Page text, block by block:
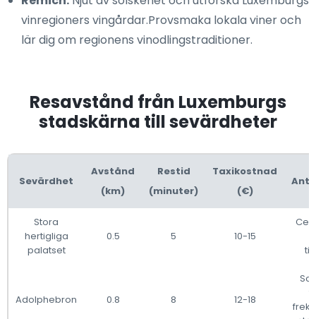
vinregioners vingårdar.Provsmaka lokala viner och
lär dig om regionens vinodlingstraditioner.
Resavstånd från Luxemburgs
stadskärna till sevärdheter
Sevärdhet
Avstånd
(km)
Restid
(minuter)
Taxikostnad
(€)
Stora
hertigliga
palatset
0.5 5 10-15
Adolphebron 0.8 8 12-18